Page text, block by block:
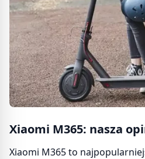
Xiaomi M365: nasza
Xiaomi M365 to